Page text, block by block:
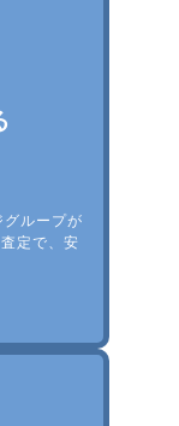
ループが
定で、安